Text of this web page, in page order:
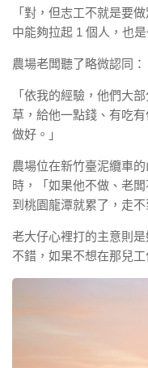
「對，但志工不就是要
中能夠拉起 1 個人，也是
農場老闆聽了略微認同：
「依我的經驗，他們大
草，給他一點錢、有吃
做好。」
農場位在新竹臺泥纜車
時，「如果他不做、老
到桃園龍潭就累了，走
老大仔心裡打的主意則
不錯，如果不想在那兒工